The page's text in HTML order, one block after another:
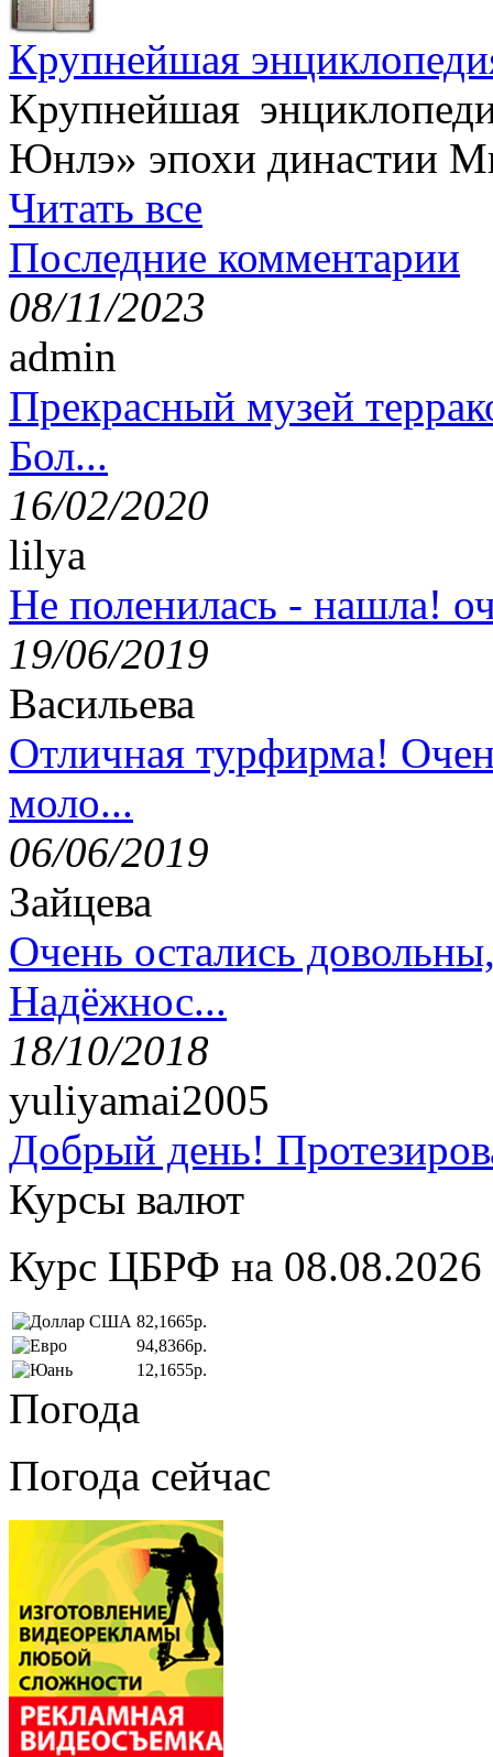
Крупнейшая
Крупнейшая
Юнлэ» эпохи династии
Читать все
Последние комментарии
08/11/2023
admin
Прекрасный музей
Бол...
16/02/2020
lilya
Не поленилась - нашла!
19/06/2019
Васильева
Отличная турфирма!
моло...
06/06/2019
Зайцева
Очень остались
Надёжнос...
18/10/2018
yuliyamai2005
Добрый день!
Курсы валют
Курс ЦБРФ на 08.08.2026
82,1665р.
94,8366р.
12,1655р.
Погода
Погода сейчас